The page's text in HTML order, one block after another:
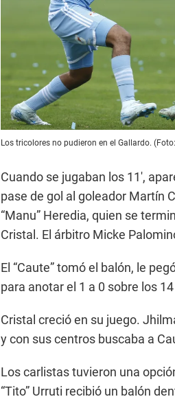
Los tricolores no pudieron en el Gallardo.
Cuando se jugaban los 11′,
pase de gol al goleador Martín
“Manu” Heredia, quien se
Cristal. El árbitro Micke
El “Caute” tomó el balón, le
para anotar el 1 a 0 sobre los
Cristal creció en su juego.
y con sus centros buscaba a
Los carlistas tuvieron una
“Tito” Urruti recibió un balón